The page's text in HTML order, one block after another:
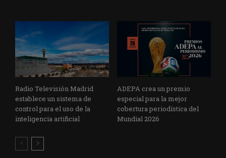
Radio Televisión Madrid
establece un sistema de
control para el uso de la
inteligencia artificial
ADEPA crea un premio
especial para la mejor
cobertura periodística del
Mundial 2026